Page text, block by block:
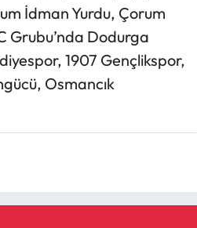
İdman Yurdu, Çorum
Grubu’nda Dodurga
1907 Gençlikspor,
Osmancık